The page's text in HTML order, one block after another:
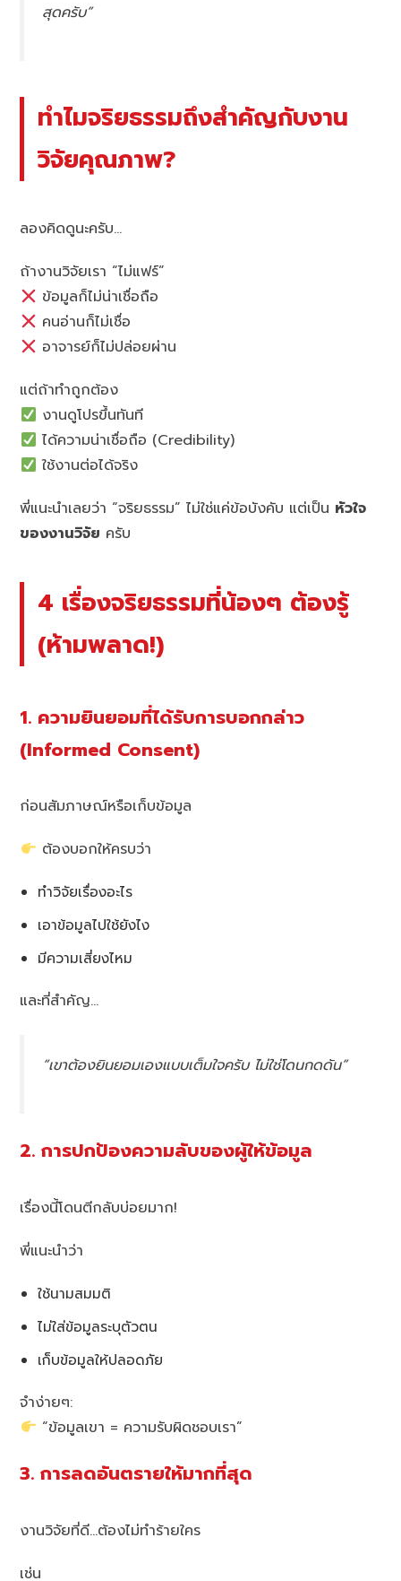
สุดครับ”
ทำไมจริยธรรมถึงสำคัญกับงาน
วิจัยคุณภาพ?
ลองคิดดูนะครับ…
ถ้างานวิจัยเรา “ไม่แฟร์”
ข้อมูลก็ไม่น่าเชื่อถือ
คนอ่านก็ไม่เชื่อ
อาจารย์ก็ไม่ปล่อยผ่าน
แต่ถ้าทำถูกต้อง
งานดูโปรขึ้นทันที
ได้ความน่าเชื่อถือ (Credibility)
ใช้งานต่อได้จริง
พี่แนะนำเลยว่า “จริยธรรม” ไม่ใช่แค่ข้อบังคับ แต่เป็น หัวใจ
ของงานวิจัย ครับ
4 เรื่องจริยธรรมที่น้องๆ ต้องรู้
(ห้ามพลาด!)
1. ความยินยอมที่ได้รับการบอกกล่าว
(Informed Consent)
ก่อนสัมภาษณ์หรือเก็บข้อมูล
ต้องบอกให้ครบว่า
ทำวิจัยเรื่องอะไร
เอาข้อมูลไปใช้ยังไง
มีความเสี่ยงไหม
และที่สำคัญ…
“เขาต้องยินยอมเองแบบเต็มใจครับ ไม่ใช่โดนกดดัน”
2. การปกป้องความลับของผู้ให้ข้อมูล
เรื่องนี้โดนตีกลับบ่อยมาก!
พี่แนะนำว่า
ใช้นามสมมติ
ไม่ใส่ข้อมูลระบุตัวตน
เก็บข้อมูลให้ปลอดภัย
จำง่ายๆ:
“ข้อมูลเขา = ความรับผิดชอบเรา”
3. การลดอันตรายให้มากที่สุด
งานวิจัยที่ดี…ต้องไม่ทำร้ายใคร
เช่น